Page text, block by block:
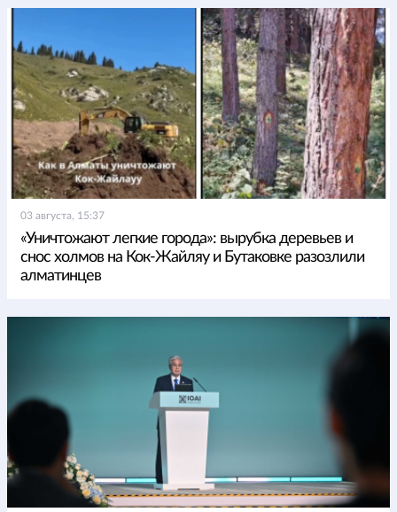
03 августа, 15:37
«Уничтожают легкие города»: вырубка деревьев и
снос холмов на Кок-Жайляу и Бутаковке разозлили
алматинцев